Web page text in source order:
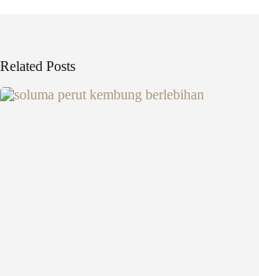
Related Posts